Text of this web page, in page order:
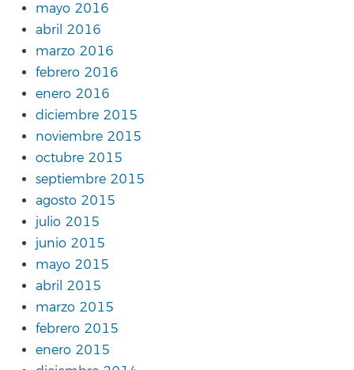
mayo 2016
abril 2016
marzo 2016
febrero 2016
enero 2016
diciembre 2015
noviembre 2015
octubre 2015
septiembre 2015
agosto 2015
julio 2015
junio 2015
mayo 2015
abril 2015
marzo 2015
febrero 2015
enero 2015